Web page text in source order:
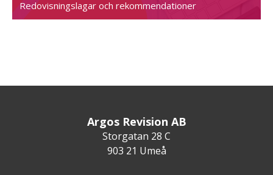
Redovisningslagar och rekommendationer
Argos Revision AB
Storgatan 28 C
903 21 Umeå